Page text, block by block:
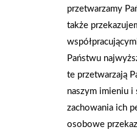
przetwarzamy
także
Państwu
te przetwarzają
naszym imieniu i
zachowania ich
osobowe